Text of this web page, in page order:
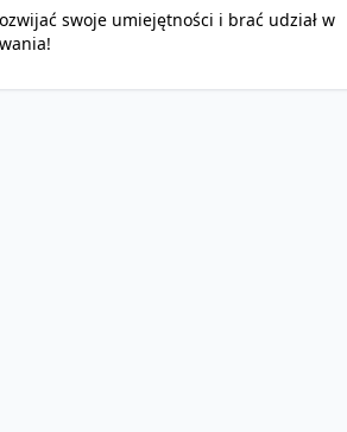
swoje umiejętności i brać udział w